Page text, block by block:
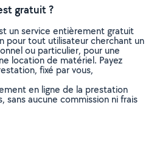
gratuit ?
un service entièrement gratuit
pour tout utilisateur cherchant un
ou particulier, pour une
location de matériel. Payez
fixé par vous,
en ligne de la prestation
sans aucune commission ni frais